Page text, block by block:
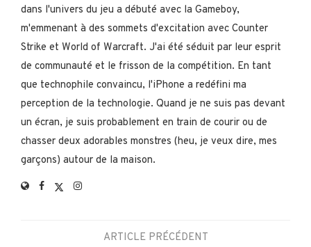
dans l'univers du jeu a débuté avec la Gameboy,
m'emmenant à des sommets d'excitation avec Counter
Strike et World of Warcraft. J'ai été séduit par leur esprit
de communauté et le frisson de la compétition. En tant
que technophile convaincu, l'iPhone a redéfini ma
perception de la technologie. Quand je ne suis pas devant
un écran, je suis probablement en train de courir ou de
chasser deux adorables monstres (heu, je veux dire, mes
garçons) autour de la maison.
ARTICLE PRÉCÉDENT